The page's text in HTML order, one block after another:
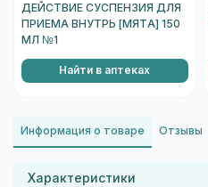
ДЕЙСТВИЕ СУСПЕНЗИЯ ДЛЯ
ПРИЕМА ВНУТРЬ [МЯТА] 150
МЛ №1
Найти в аптеках
Информация о товаре Отзывы
Характеристики